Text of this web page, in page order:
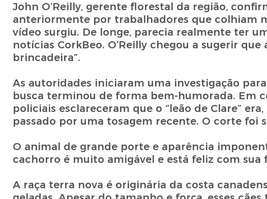
John O’Reilly, gerente florestal da região,
anteriormente por trabalhadores que colhiam
vídeo surgiu. De longe, parecia realmente ter
notícias CorkBeo. O’Reilly chegou a sugerir
brincadeira”.
As autoridades iniciaram uma investigação
busca terminou de forma bem-humorada. Em
policiais esclareceram que o “leão de Clare”
passado por uma tosagem recente. O corte foi
O animal de grande porte e aparência
cachorro é muito amigável e está feliz com
A raça terra nova é originária da costa